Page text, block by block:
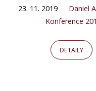
23. 11. 2019 Daniel
Konference
DETAILY